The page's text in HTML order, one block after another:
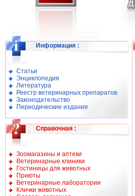
Информация :
Статьи
Энциклопедия
Литература
Реестр ветеринарных препаратов
Законодательство
Периодические издания
Справочная :
Зоомагазины и аптеки
Ветеринарные клиники
Гостиницы для животных
Приюты
Ветеринарные лаборатории
Клички животных